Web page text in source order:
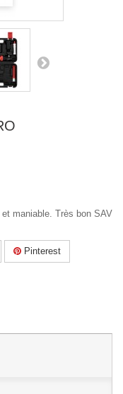
maniable. Très bon SAV
Pinterest